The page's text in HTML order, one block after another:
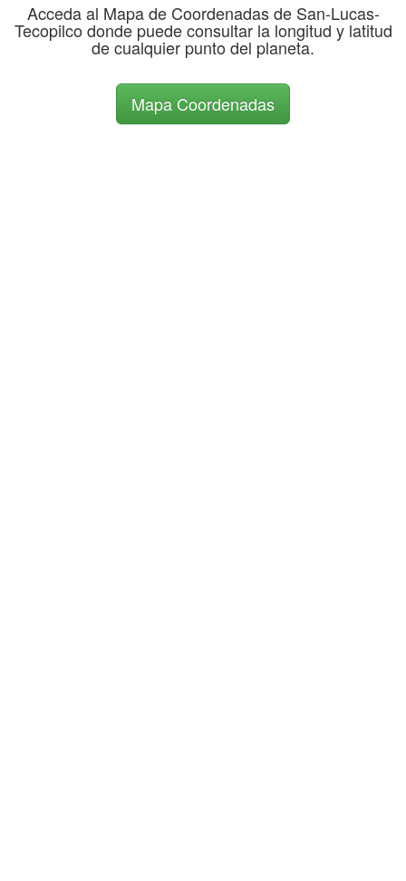
Acceda al Mapa de Coordenadas de San-Lucas-
Tecopilco donde puede consultar la longitud y latitud
de cualquier punto del planeta.
Mapa Coordenadas